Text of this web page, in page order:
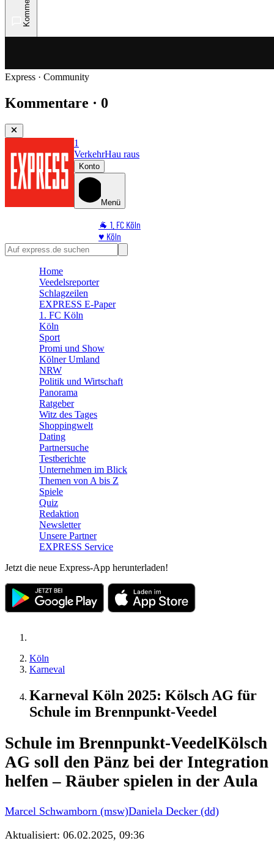
Express · Community
Kommentare · 0
1
VerkehrHau raus
Konto
Menü
🐐 1. FC Köln
♥️ Köln
⭐ Promi
🛒 Shoppingwelt
Home
Veedelsreporter
Schlagzeilen
EXPRESS E-Paper
1. FC Köln
Köln
Sport
Promi und Show
Kölner Umland
NRW
Politik und Wirtschaft
Panorama
Ratgeber
Witz des Tages
Shoppingwelt
Dating
Partnersuche
Testberichte
Unternehmen im Blick
Themen von A bis Z
Spiele
Quiz
Redaktion
Newsletter
Unsere Partner
EXPRESS Service
Jetzt die neue Express-App herunterladen!
Köln
Karneval
Karneval Köln 2025: Kölsch AG für
Schule im Brennpunkt-Veedel
Schule im Brennpunkt-VeedelKölsch
AG soll den Pänz bei der Integration
helfen – Räuber spielen in der Aula
Marcel Schwamborn (msw)Daniela Decker (dd)
Aktualisiert: 06.02.2025, 09:36